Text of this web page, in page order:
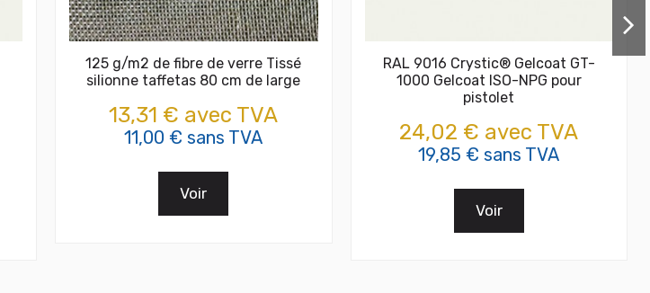
125 g/m2 de fibre de verre Tissé
silionne taffetas 80 cm de large
13,31 € avec TVA
11,00 € sans TVA
Voir
RAL 9016 Crystic® Gelcoat GT-
1000 Gelcoat ISO-NPG pour
pistolet
24,02 € avec TVA
19,85 € sans TVA
Voir